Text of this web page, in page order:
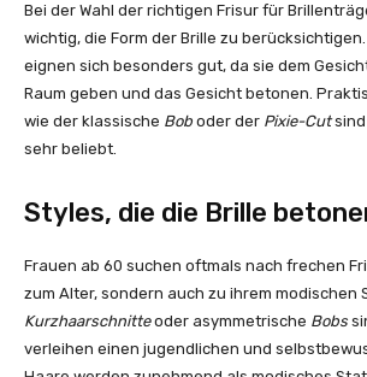
Bei der Wahl der richtigen Frisur für
wichtig, die Form der Brille zu berücksichtigen.
eignen sich besonders gut, da sie dem
Raum geben und das Gesicht betonen.
wie der klassische Bob oder der Pixie-Cutsind
sehr beliebt.
Styles, die die Brille
Frauen ab 60 suchen oftmals nach frechen
zum Alter, sondern auch zu ihrem modischen
Kurzhaarschnitteoder asymmetrische Bobs
verleihen einen jugendlichen und